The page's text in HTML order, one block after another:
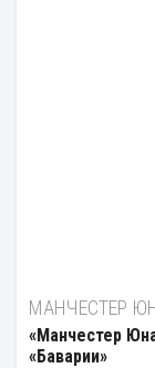
МАНЧЕСТЕР
«Манчестер
«Баварии»